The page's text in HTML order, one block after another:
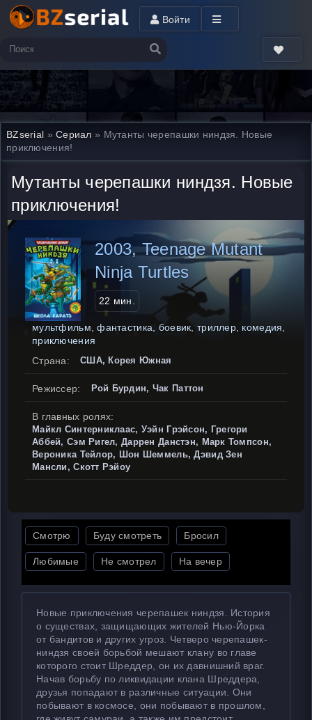
Войти
BZserial »Сериал » Мутанты черепашки ниндзя. Новые
приключения!
Мутанты черепашки ниндзя. Новые
приключения!
2003, Teenage Mutant
Ninja Turtles
22 мин.
мультфильм, фантастика, боевик, триллер, комедия,
приключения
Страна:
США, Корея Южная
Режиссер: Рой Бурдин, Чак Паттон
В главных ролях:
Майкл Синтерниклаас, Уэйн Грэйсон, Грегори
Аббей, Сэм Ригел, Даррен Данстэн, Марк Томпсон,
Вероника Тейлор, Шон Шеммель, Дэвид Зен
Мансли, Скотт Рэйоу
Смотрю Буду смотреть Бросил
Любимые Не смотрел На вечер
Новые приключения черепашек ниндзя. История
о существах, защищающих жителей Нью-Йорка
от бандитов и других угроз. Четверо черепашек-
ниндзя своей борьбой мешают клану во главе
которого стоит Шреддер, он их давнишний враг.
Начав борьбу по ликвидации клана Шреддера,
друзья попадают в различные ситуации. Они
побывают в космосе, они побывают в прошлом,